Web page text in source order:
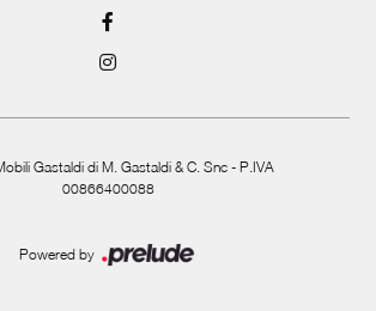
Gastaldi di M. Gastaldi & C. Snc - P.IVA
00866400088
Powered by